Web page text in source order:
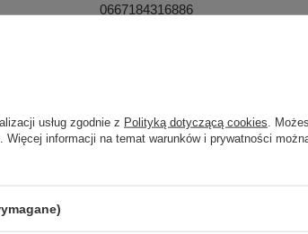
0667184316886
Skontaktuj się z nami
usług zgodnie z Polityką dotyczącą cookies .
Więcej informacji na temat warunków i prywatności